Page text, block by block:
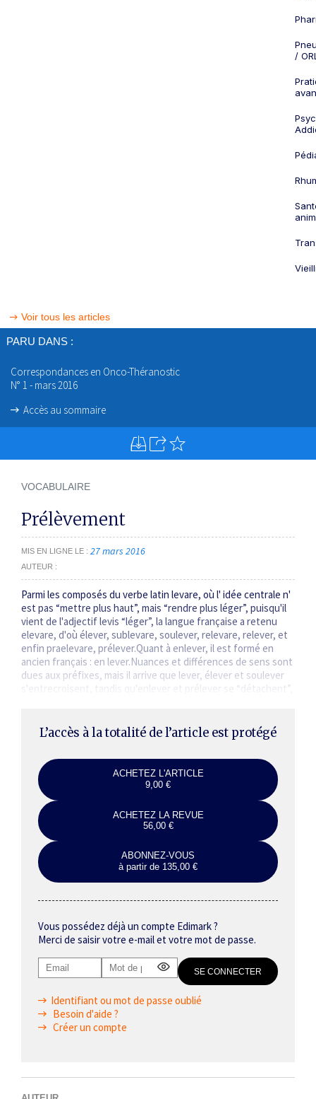
/
Voir tous les articles
PARU DANS :
Correspondances en Onco-Théranostic
N° 1 - mars 2016
Accès au sommaire
VOCABULAIRE
Prélèvement
MIS EN LIGNE LE 27 mars 2016
AUTEUR
Parmi les composés du verbe latin levare, où l' idée centrale n'
est pas “mettre plus haut”, mais “rendre plus léger”, puisqu'il
vient de l'adjectif levis “léger”, la langue française a retenu
elevare, d'où élever, sublevare, soulever, relevare, relever, et
enfin praelevare, prélever.Quant à enlever, il est formé en
ancien français : en lever.Nuances et différences de sens sont
dues aux préfixes, mais il arrive que lever, élever et soulever
s'entrecroisent, tandis qu'enlever et prélever se “détachent”,
L’accès à la totalité de l’article est protégé
ACHETEZ L'ARTICLE
9,00 €
ACHETEZ LA REVUE
56,00 €
ABONNEZ-VOUS
à partir de 135,00 €
Vous possédez déjà un compte Edimark ?
Merci de saisir votre e-mail et votre mot de passe.
Identifiant ou mot de passe oublié
Besoin d'aide ?
Créer un compte